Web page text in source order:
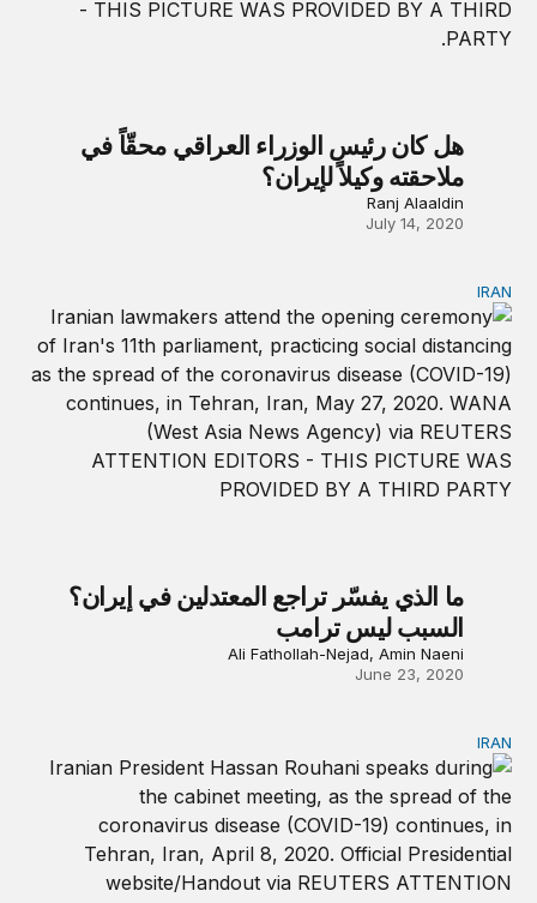
هل كان رئيس الوزراء العراقي محقّاً في
ملاحقته وكيلاً لإيران؟
Ranj Alaaldin
July 14, 2020
ما الذي يفسّر تراجع المعتدلين في إيران؟ السبب ليس ترامب
IRAN
ما الذي يفسّر تراجع المعتدلين في إيران؟
السبب ليس ترامب
Ali Fathollah-Nejad, Amin Naeni
June 23, 2020
دبلوماسية الكورونا في إيران جهود إدارة روحاني الخاطئة من
IRAN